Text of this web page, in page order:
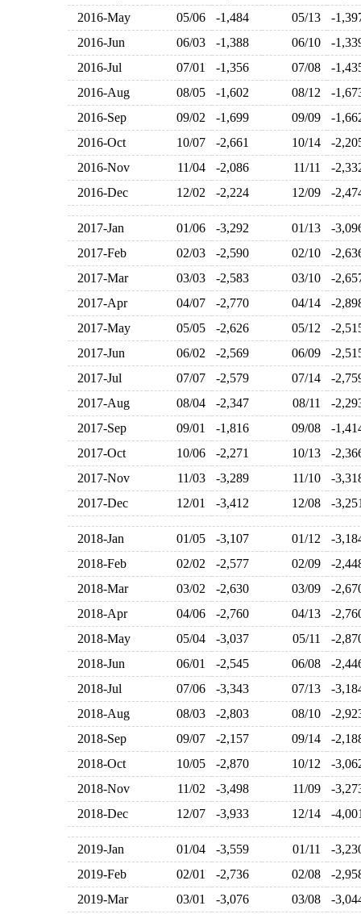
2016-May
05/06 -1,484 05/13
-
2016-Jun
06/03 -1,388 06/10
-
2016-Jul
07/01 -1,356 07/08
-
2016-Aug
08/05 -1,602 08/12
-
2016-Sep
09/02 -1,699 09/09
-
2016-Oct
10/07 -2,661 10/14
-
2016-Nov
11/04 -2,086 11/11
-
2016-Dec
12/02 -2,224 12/09 -
2017-Jan 01/06 -3,292 01/13
-
2017-Feb
02/03 -2,590 02/10
-
2017-Mar
03/03 -2,583 03/10
-
2017-Apr
04/07 -2,770 04/14
-
2017-May
05/05 -2,626 05/12
-
2017-Jun
06/02 -2,569 06/09
-
2017-Jul
07/07 -2,579 07/14
-
2017-Aug
08/04 -2,347 08/11
-
2017-Sep
09/01 -1,816 09/08
-
2017-Oct
10/06 -2,271 10/13
-
2017-Nov
11/03 -3,289 11/10
-
2017-Dec
12/01 -3,412 12/08 -
2018-Jan 01/05 -3,107 01/12
-
2018-Feb
02/02 -2,577 02/09
-
2018-Mar
03/02 -2,630 03/09
-
2018-Apr
04/06 -2,760 04/13
-
2018-May
05/04 -3,037 05/11
-
2018-Jun
06/01 -2,545 06/08
-
2018-Jul
07/06 -3,343 07/13
-
2018-Aug
08/03 -2,803 08/10
-
2018-Sep
09/07 -2,157 09/14
-
2018-Oct
10/05 -2,870 10/12
-
2018-Nov
11/02 -3,498 11/09
-
2018-Dec
12/07 -3,933 12/14 -
2019-Jan 01/04 -3,559 01/11
-
2019-Feb
02/01 -2,736 02/08
-
2019-Mar
03/01 -3,076 03/08 -